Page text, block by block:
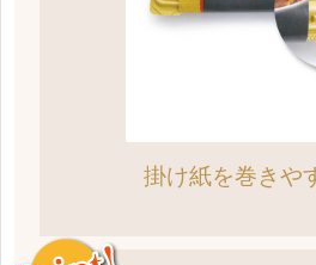
掛け紙を巻きや